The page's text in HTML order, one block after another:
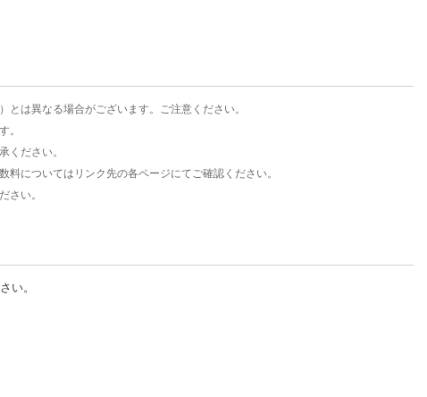
は異なる場合がございます。ご注意ください。
。
ください。
についてはリンク先の各ページにてご確認ください。
さい。
い。